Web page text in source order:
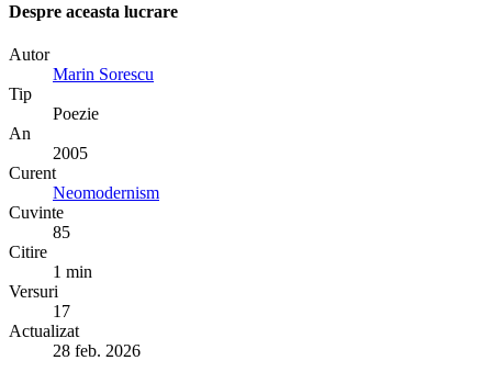
Despre aceasta lucrare
Autor
Marin Sorescu
Tip
Poezie
An
2005
Curent
Neomodernism
Cuvinte
85
Citire
1 min
Versuri
17
Actualizat
28 feb. 2026